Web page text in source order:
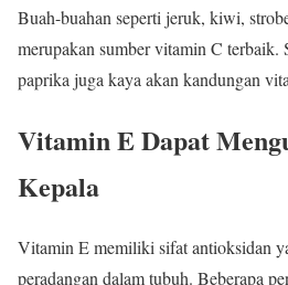
Buah-buahan seperti jeruk, kiwi,
merupakan sumber vitamin C terbaik.
paprika juga kaya akan kandungan
Vitamin E Dapat
Kepala
Vitamin E memiliki sifat antioksidan
peradangan dalam tubuh. Beberapa